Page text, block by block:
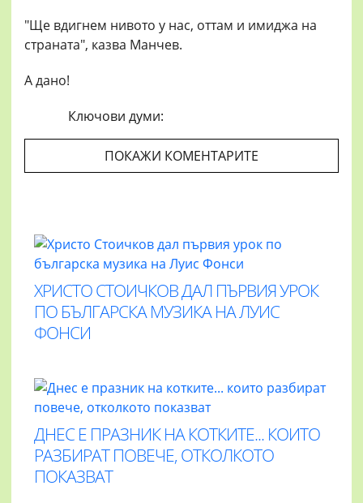
"Ще вдигнем нивото у нас, оттам и имиджа на
страната", казва Манчев.
А дано!
Ключови думи:
ПОКАЖИ КОМЕНТАРИТЕ
ХРИСТО СТОИЧКОВ ДАЛ ПЪРВИЯ УРОК
ПО БЪЛГАРСКА МУЗИКА НА ЛУИС
ФОНСИ
ДНЕС Е ПРАЗНИК НА КОТКИТЕ... КОИТО
РАЗБИРАТ ПОВЕЧЕ, ОТКОЛКОТО
ПОКАЗВАТ